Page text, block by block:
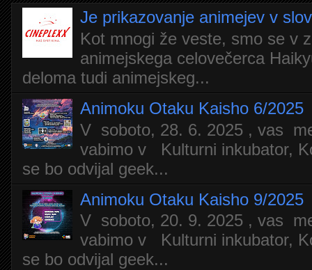
Je prikazovanje animejev v
Kot mnogi že veste, smo se v
animejskega celovečerca
deloma tudi animejskeg...
Animoku Otaku Kaisho 6/2025
V soboto, 28. 6. 2025 , vas
vabimo v Kulturni inkubator,
se bo odvijal geek...
Animoku Otaku Kaisho 9/2025
V soboto, 20. 9. 2025 , vas
vabimo v Kulturni inkubator,
se bo odvijal geek...